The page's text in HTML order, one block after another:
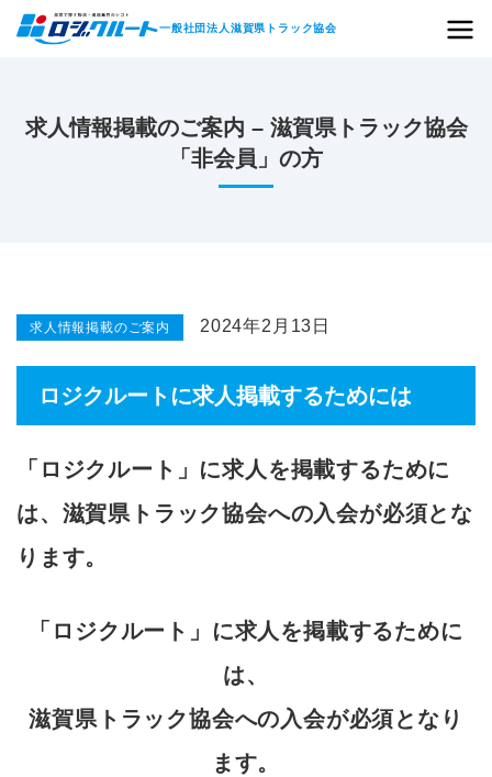
一般社団法人 滋賀県トラック協会
求人情報掲載のご案内 – 滋賀県トラック協会
「非会員」の方
求人情報掲載のご案内 2024年2月13日
ロジクルートに求人掲載するためには
「ロジクルート」に求人を掲載するために
は、滋賀県トラック協会への入会が必須とな
ります。
「ロジクルート」に求人を掲載するために
は、
滋賀県トラック協会への入会が必須となり
ます。